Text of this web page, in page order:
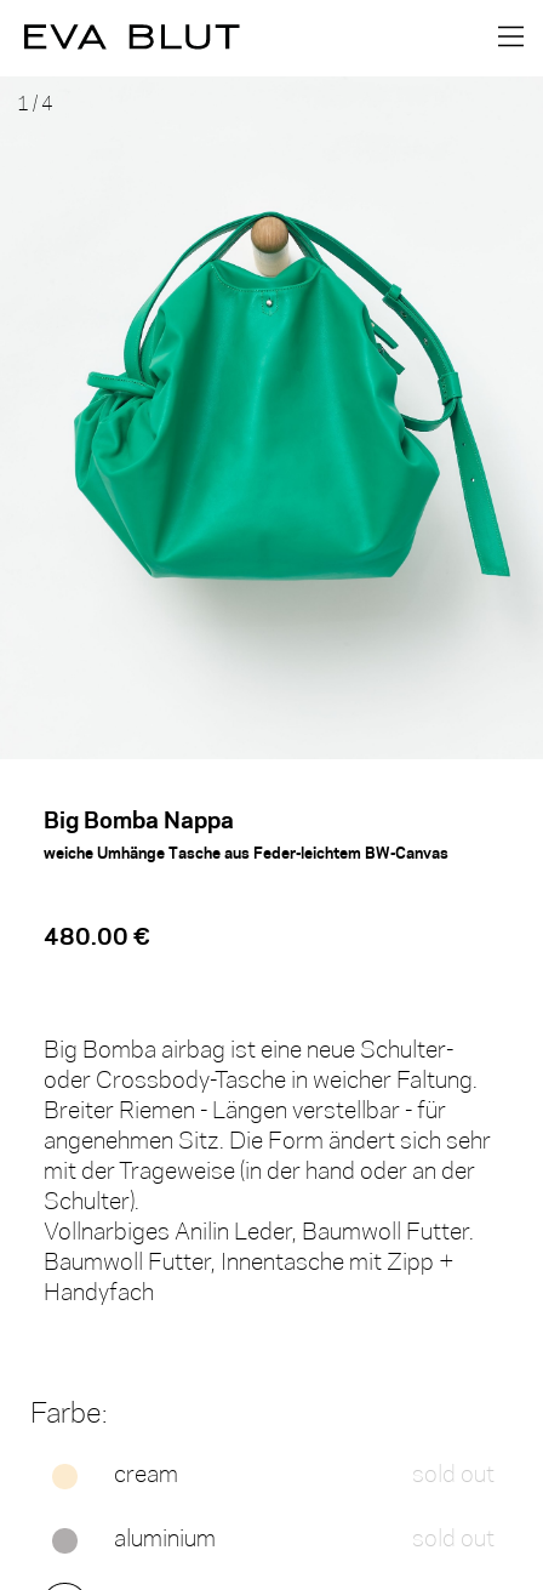
1 / 4
Big Bomba Nappa
weiche Umhänge Tasche aus Feder-leichtem BW-Canvas
480.00 €
Big Bomba airbag ist eine neue Schulter-
oder Crossbody-Tasche in weicher Faltung.
Breiter Riemen - Längen verstellbar - für
angenehmen Sitz. Die Form ändert sich sehr
mit der Trageweise (in der hand oder an der
Schulter).
Vollnarbiges Anilin Leder, Baumwoll Futter.
Baumwoll Futter, Innentasche mit Zipp +
Handyfach
Farbe:
cream sold out
aluminium sold out